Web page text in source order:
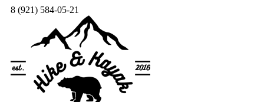
8 (921) 584-05-21